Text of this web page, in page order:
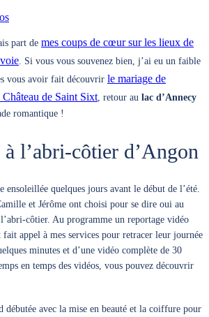
part de mes coups de cœur sur les lieux de
. Si vous vous souvenez bien, j’ai eu un faible
vous avoir fait découvrir le mariage de
de Saint Sixt, retour au lac d’Annecy
romantique !
l’abri-côtier d’Angon
ensoleillée quelques jours avant le début de l’été.
et Jérôme ont choisi pour se dire oui au
côtier. Au programme un reportage vidéo
appel à mes services pour retracer leur journée
minutes et d’une vidéo complète de 30
en temps des vidéos, vous pouvez découvrir
débutée avec la mise en beauté et la coiffure pour